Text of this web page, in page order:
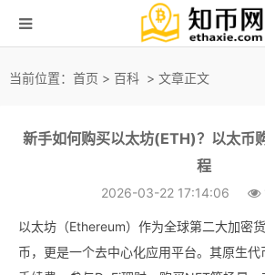
当前位置： 首页 > 百科 > 文章正文
新手如何购买以太坊(ETH)？以太币
程
2026-03-22 17:14:06
以太坊（Ethereum）作为全球第二大加密
币，更是一个去中心化应用平台。其原生代